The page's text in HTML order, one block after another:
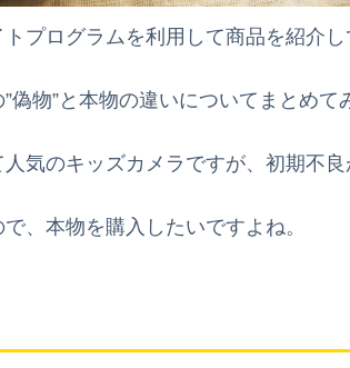
プログラムを利用して商品を紹介し
物”と本物の違いについてまとめて
気のキッズカメラですが、初期不良
、本物を購入したいですよね。